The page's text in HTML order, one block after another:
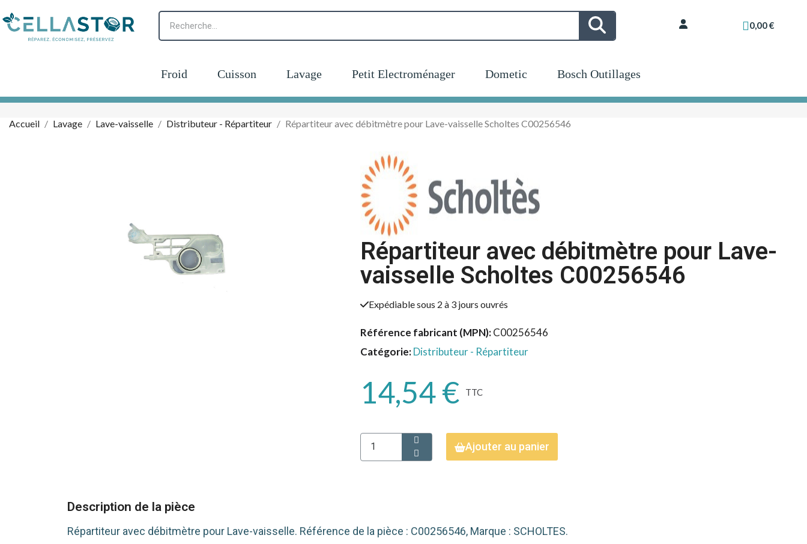
0,00 €
Froid Cuisson Lavage Petit Electroménager Dometic Bosch Outillages
Accueil Lavage Lave-vaisselle Distributeur - Répartiteur Répartiteur avec débitmètre pour Lave-vaisselle Scholtes C00256546
Répartiteur avec débitmètre pour Lave-
vaisselle Scholtes C00256546
Expédiable sous 2 à 3 jours ouvrés
Référence fabricant (MPN) C00256546
Catégorie Distributeur - Répartiteur
14,54 € TTC
Ajouter au panier
Description de la pièce
Répartiteur avec débitmètre pour Lave-vaisselle. Référence de la pièce : C00256546, Marque : SCHOLTES.